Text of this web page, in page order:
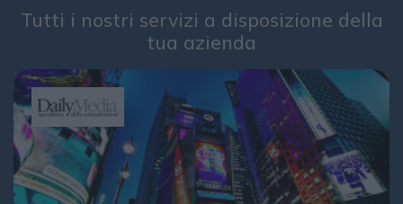
Tutti i nostri servizi a disposizione della
tua azienda